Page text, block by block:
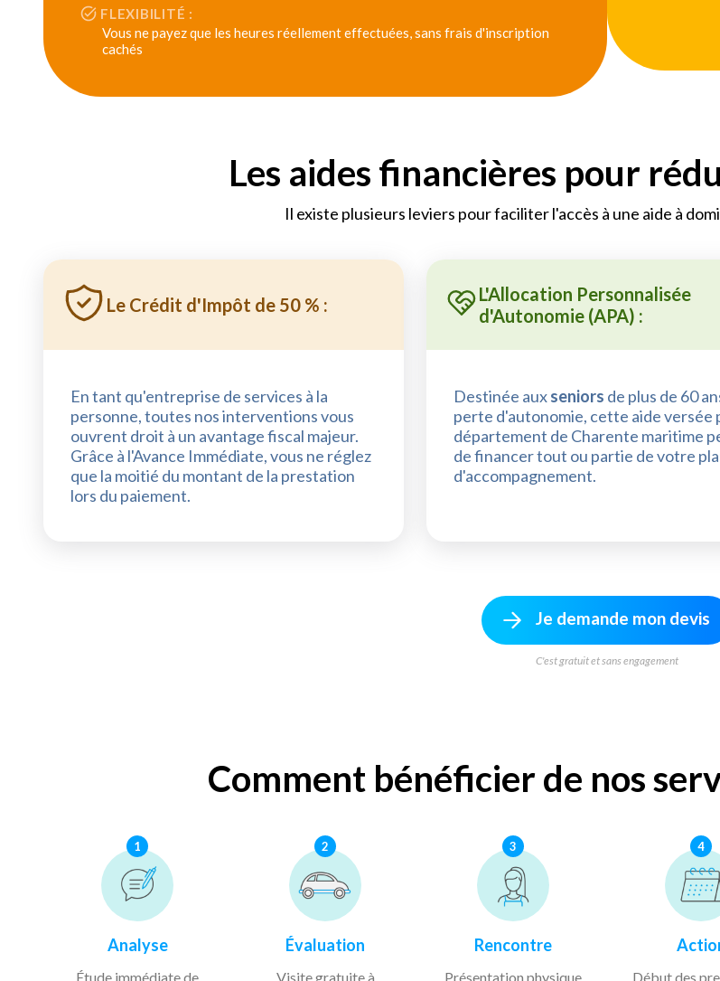
FLEXIBILITÉ :
Vous ne payez que les heures réellement effectuées, sans frais d'inscription
cachés
Les aides financières pour
Il existe plusieurs leviers pour faciliter l'accès à une aide à
Le Crédit d'Impôt de 50 % :
En tant qu'entreprise de services à la
personne, toutes nos interventions vous
ouvrent droit à un avantage fiscal majeur.
Grâce à l'Avance Immédiate, vous ne réglez
que la moitié du montant de la prestation
lors du paiement.
L'Allocation Personnalisée
d'Autonomie (APA) :
Destinée auxseniors de plus de 60
perte d'autonomie, cette aide versée
département de Charente maritime
de financer tout ou partie de votre
d'accompagnement.
Je demande mon devis
C'est gratuit et sans engagement
Comment bénéficier de nos
1
Analyse
Étude immédiate de
2
Évaluation
Visite gratuite à
3
Rencontre
Présentation physique
4
Début des